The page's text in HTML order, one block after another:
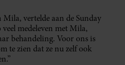
Mila, vertelde aan de Sunday
medeleven met Mila,
behandeling. Voor ons is
te zien dat ze nu zelf ook